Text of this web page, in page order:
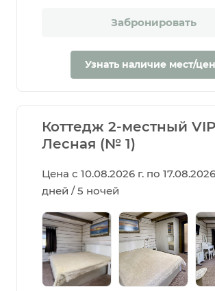
Забронировать
Узнать наличие мест/
Коттедж 2-местный VIP
Лесная (№ 1)
Цена с 10.08.2026 г. по
дней / 5 ночей